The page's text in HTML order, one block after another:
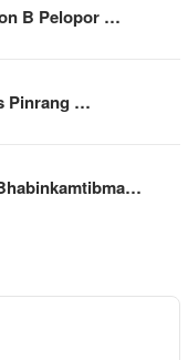
B Pelopor …
Pinrang …